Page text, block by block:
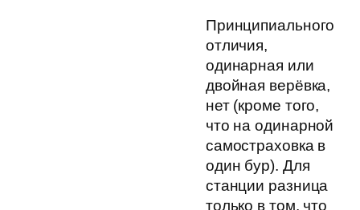
Принципиального
отличия,
одинарная или
двойная верёвка,
нет (кроме того,
что на одинарной
самостраховка в
один бур). Для
станции разница
только в том, что